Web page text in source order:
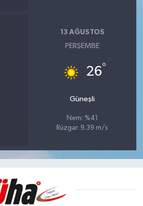
13 AĞUSTOS
PERŞEMBE
26°
Güneşli
Nem: %41
Rüzgar: 9.39 m/s